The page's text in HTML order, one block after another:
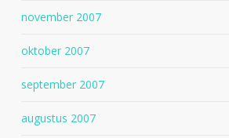
november 2007
oktober 2007
september 2007
augustus 2007